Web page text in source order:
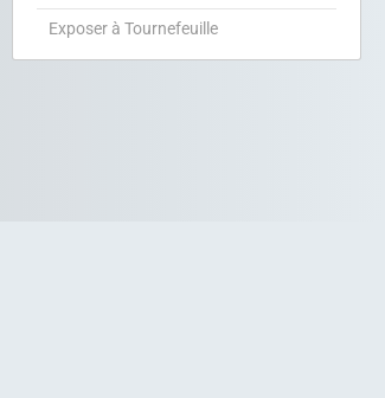
Exposer à Tournefeuille